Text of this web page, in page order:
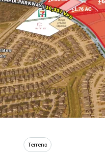
Terreno